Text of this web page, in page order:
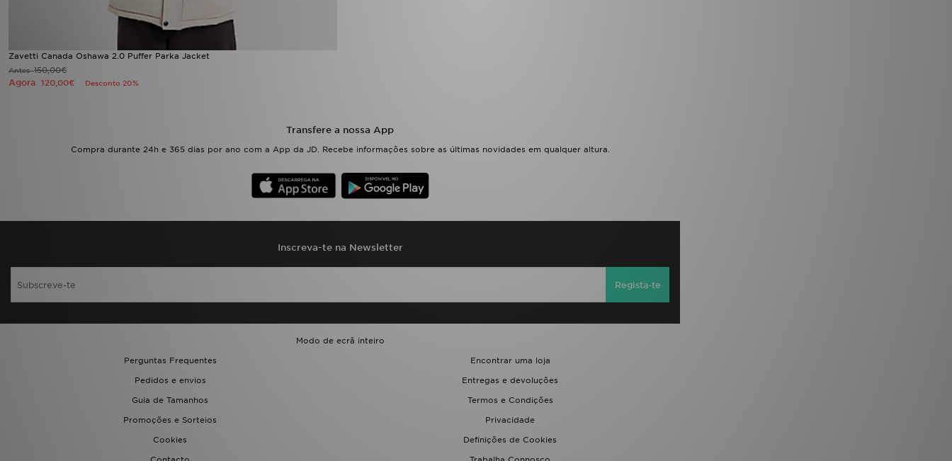
Zavetti Canada Oshawa 2.0 Puffer Parka Jacket
Antes150,00€
Agora 120,00€ Desconto 20%
Transfere a nossa App
Compra durante 24h e 365 dias por ano com a App da JD. Recebe informações sobre as últimas novidades em qualquer altura.
Inscreva-te na Newsletter
Regista-te
Modo de ecrã inteiro
Perguntas Frequentes
Encontrar uma loja
Pedidos e envios
Entregas e devoluções
Guia de Tamanhos
Termos e Condições
Promoções e Sorteios
Privacidade
Cookies
Definições de Cookies